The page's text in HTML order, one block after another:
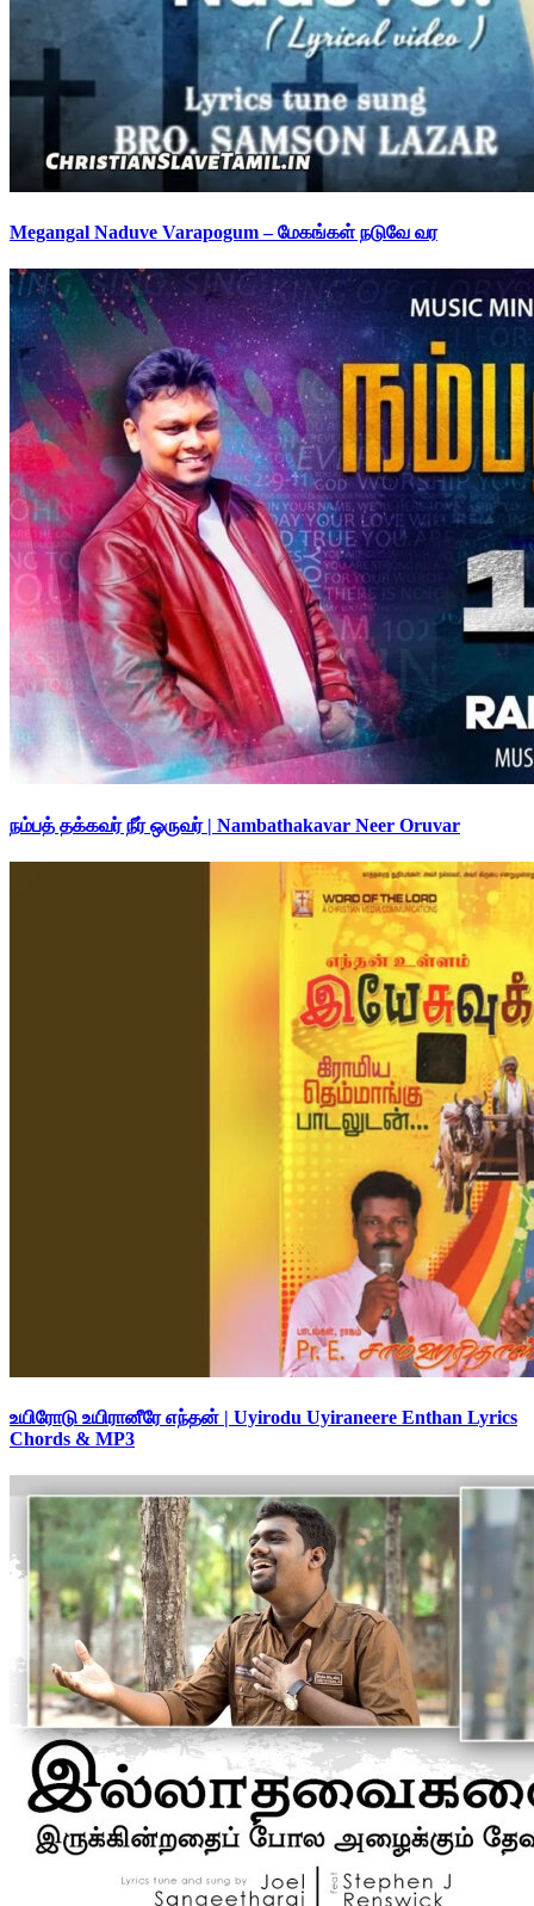
Megangal Naduve Varapogum – மேகங்கள் நடுவே வர
நம்பத் தக்கவர் நீர் ஒருவர் | Nambathakavar Neer Oruvar
உயிரோடு உயிரானீரே எந்தன் | Uyirodu Uyiraneere Enthan Lyrics
Chords & MP3